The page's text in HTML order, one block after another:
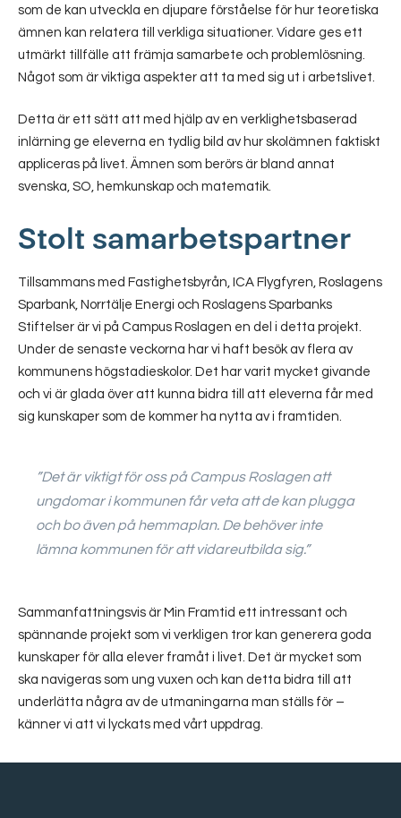
som de kan utveckla en djupare förståelse för hur teoretiska
ämnen kan relatera till verkliga situationer. Vidare ges ett
utmärkt tillfälle att främja samarbete och problemlösning.
Något som är viktiga aspekter att ta med sig ut i arbetslivet.
Detta är ett sätt att med hjälp av en verklighetsbaserad
inlärning ge eleverna en tydlig bild av hur skolämnen faktiskt
appliceras på livet. Ämnen som berörs är bland annat
svenska, SO, hemkunskap och matematik.
Stolt samarbetspartner
Tillsammans med Fastighetsbyrån, ICA Flygfyren, Roslagens
Sparbank, Norrtälje Energi och Roslagens Sparbanks
Stiftelser är vi på Campus Roslagen en del i detta projekt.
Under de senaste veckorna har vi haft besök av flera av
kommunens högstadieskolor. Det har varit mycket givande
och vi är glada över att kunna bidra till att eleverna får med
sig kunskaper som de kommer ha nytta av i framtiden.
”Det är viktigt för oss på Campus Roslagen att
ungdomar i kommunen får veta att de kan plugga
och bo även på hemmaplan. De behöver inte
lämna kommunen för att vidareutbilda sig.”
Sammanfattningsvis är Min Framtid ett intressant och
spännande projekt som vi verkligen tror kan generera goda
kunskaper för alla elever framåt i livet. Det är mycket som
ska navigeras som ung vuxen och kan detta bidra till att
underlätta några av de utmaningarna man ställs för –
känner vi att vi lyckats med vårt uppdrag.